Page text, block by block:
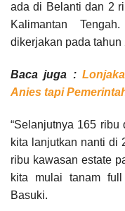
ada di Belanti dan 2
Kalimantan
dikerjakan pada tahun
Baca juga :
Anies tapi
“Selanjutnya 165
kita lanjutkan nanti di
ribu kawasan estate
kita mulai tanam
Basuki.